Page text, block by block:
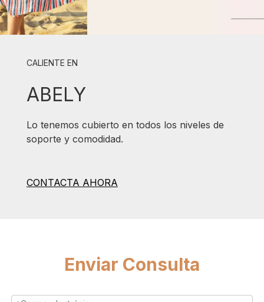
CALIENTE EN
ABELY
Lo tenemos cubierto en todos los niveles de
soporte y comodidad.
CONTACTA AHORA
Enviar Consulta